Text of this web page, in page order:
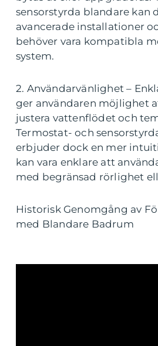
sensorstyrda blandare kan
avancerade installationer
behöver vara kompatibla
system.
2. Användarvänlighet –
ger användaren möjlighet
justera vattenflödet och
Termostat- och
erbjuder dock en mer
kan vara enklare att
med begränsad rörlighet
Historisk Genomgång av
med Blandare Badrum